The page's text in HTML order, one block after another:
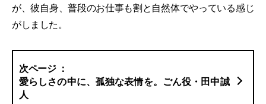
が、彼自身、普段のお仕事も割と自然体でやっている感じ
がしました。
愛らしさの中に、孤独な表情を。ごん役・田中誠
人